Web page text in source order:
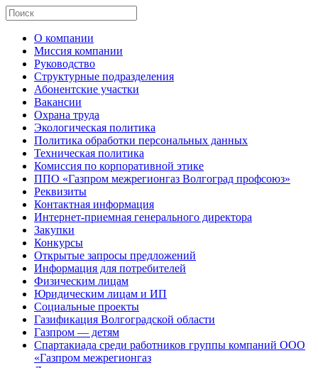
О компании
Миссия компании
Руководство
Структурные подразделения
Абонентские участки
Вакансии
Охрана труда
Экологическая политика
Политика обработки персональных данных
Техническая политика
Комиссия по корпоративной этике
ППО «Газпром межрегионгаз Волгоград профсоюз»
Реквизиты
Контактная информация
Интернет-приемная генерального директора
Закупки
Конкурсы
Открытые запросы предложений
Информация для потребителей
Физическим лицам
Юридическим лицам и ИП
Социальные проекты
Газификация Волгоградской области
Газпром — детям
Спартакиада среди работников группы компаний ООО
«Газпром межрегионгаз